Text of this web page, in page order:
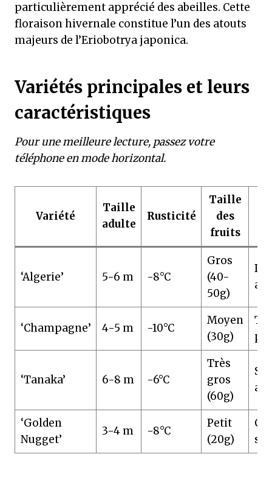
particulièrement apprécié des abeilles. Cette
floraison hivernale constitue l’un des atouts
majeurs de l’Eriobotrya japonica.
Variétés principales et leurs
caractéristiques
Pour une meilleure lecture, passez votre
téléphone en mode horizontal.
Variété
Taille
adulte
Rusticité
Taille
des
fruits
‘Algerie’ 5-6 m -8°C
Gros
(40-
50g)
‘Champagne’ 4-5 m -10°C
Moyen
(30g)
‘Tanaka’ 6-8 m -6°C
Très
gros
(60g)
‘Golden
Nugget’
3-4 m -8°C
Petit
(20g)